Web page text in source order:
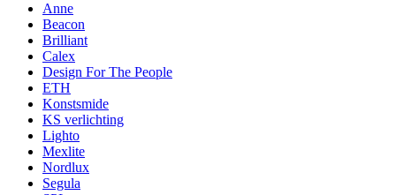
Anne
Beacon
Brilliant
Calex
Design For The People
ETH
Konstsmide
KS verlichting
Lighto
Mexlite
Nordlux
Segula